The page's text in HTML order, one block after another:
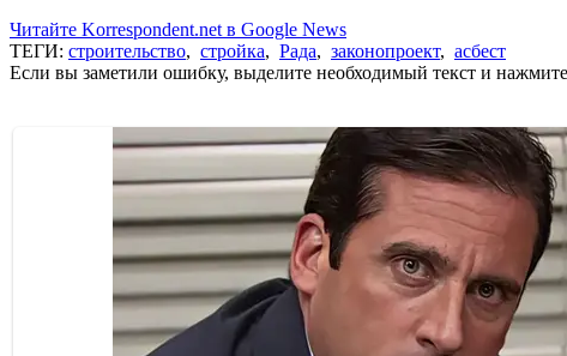
Читайте Korrespondent.net в Google News
ТЕГИ: строительство, стройка, Рада, законопроект, асбест
Если вы заметили ошибку, выделите необходимый текст и